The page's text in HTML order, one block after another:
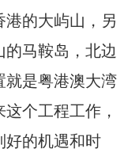
的大屿山，另
马鞍岛，北边
就是粤港澳大湾
个工程工作，
好的机遇和时